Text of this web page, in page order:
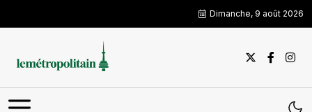
Dimanche, 9 août 2026